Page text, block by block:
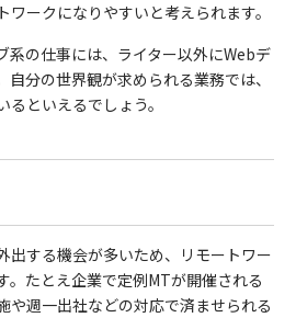
ークになりやすいと考えられます。
系の仕事には、ライター以外にWebデ
分の世界観が求められる業務では、
といえるでしょう。
出する機会が多いため、リモートワー
。たとえ企業で定例MTが開催される
や週一出社などの対応で済ませられる